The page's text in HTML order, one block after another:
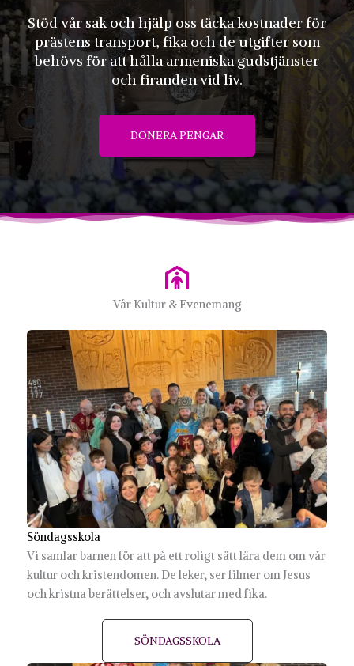
Stöd vår sak och hjälp oss täcka kostnader för
prästens transport, fika och de utgifter som
behövs för att hålla armeniska gudstjänster
och firanden vid liv.
DONERA PENGAR
Vår Kultur & Evenemang
Söndagsskola
Vi samlar barnen för att på ett roligt sätt lära dem om vår
kultur och kristendomen. De leker, ser filmer om Jesus
och kristna berättelser, och avslutar med fika.
SÖNDAGSSKOLA